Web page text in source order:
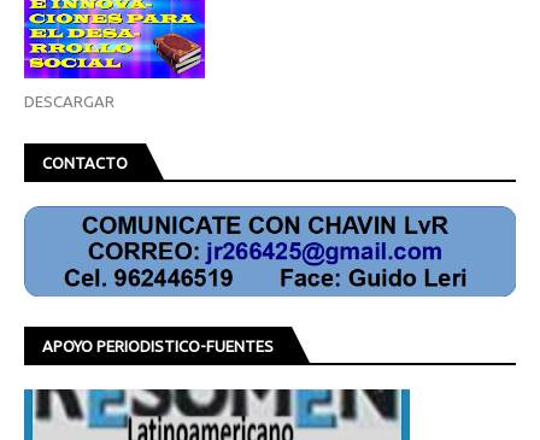
DESCARGAR
CONTACTO
APOYO PERIODISTICO-FUENTES